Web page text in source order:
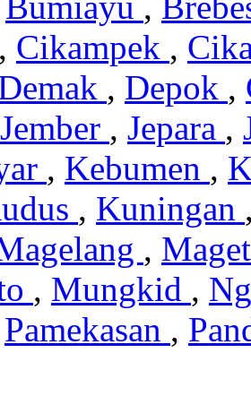
, Cikampek ,
, Depok ,
Jember , Jepara ,
, Kebumen ,
, Kuningan
,
, Mungkid ,
Pamekasan ,